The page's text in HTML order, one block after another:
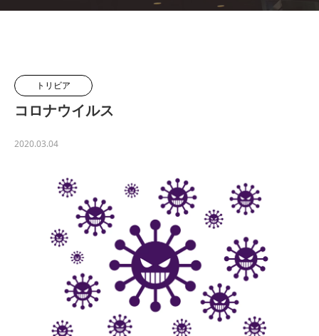
トリビア
コロナウイルス
2020.03.04